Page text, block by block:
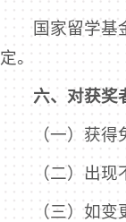
国家留学基
定。
六、对获奖
（一）获
（二）出
（三）如